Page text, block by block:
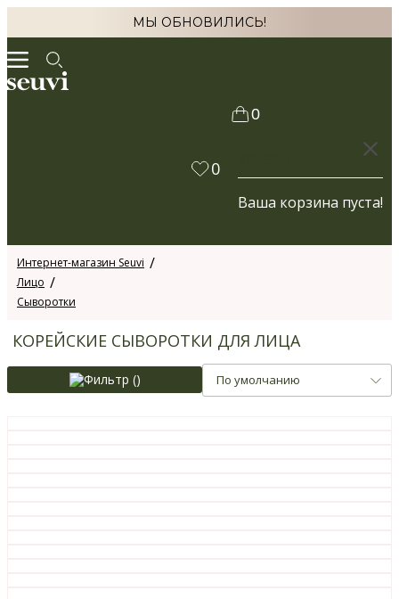
МЫ ОБНОВИЛИСЬ!
0
0
Ваша корзина пуста!
Интернет-магазин Seuvi
Лицо
Сыворотки
КОРЕЙСКИЕ СЫВОРОТКИ ДЛЯ ЛИЦА
Фильтр () По умолчанию